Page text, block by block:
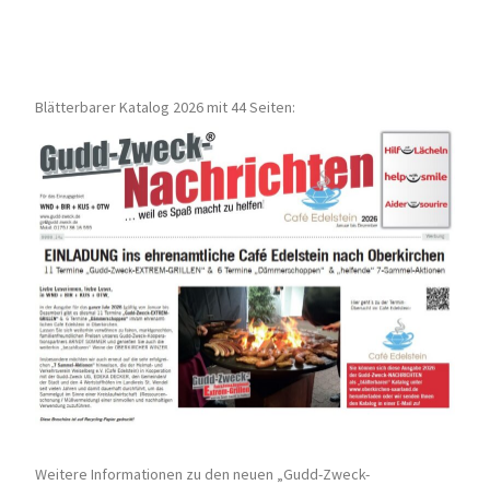
Blätterbarer Katalog 2026 mit 44 Seiten:
Weitere Informationen zu den neuen „Gudd-Zweck-